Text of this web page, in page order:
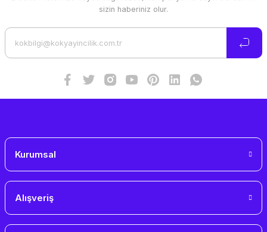
sizin haberiniz olur.
Kurumsal
Alışveriş